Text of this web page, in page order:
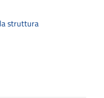
la struttura